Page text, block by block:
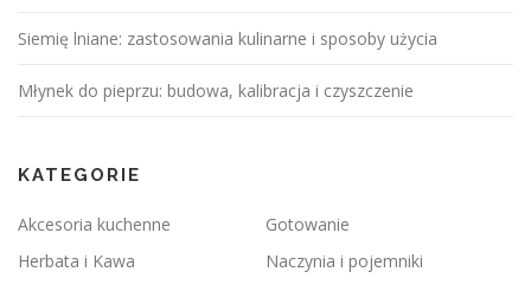
Siemię lniane: zastosowania kulinarne i sposoby użycia
Młynek do pieprzu: budowa, kalibracja i czyszczenie
KATEGORIE
Akcesoria kuchenne
Gotowanie
Herbata i Kawa
Naczynia i pojemniki